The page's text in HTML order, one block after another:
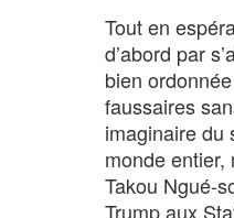
Tout en
d’abord par
bien
faussaires
imaginaire du
monde
Takou Ngué-
Trump aux